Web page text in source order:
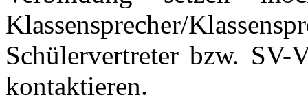
Klassensprecher/
Schülervertreter bzw. SV-
kontaktieren.